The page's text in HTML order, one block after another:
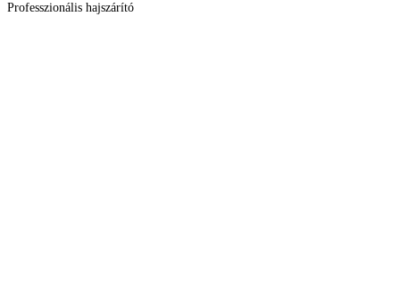
Professzionális hajszárító